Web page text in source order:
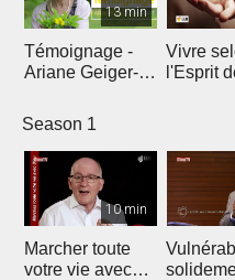
13 min
Témoignage -
Ariane Geiger-
Vivre
l'Esprit
Season 1
10 min
Marcher toute
votre vie avec